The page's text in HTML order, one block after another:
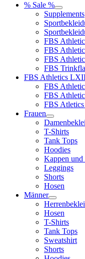
% Sale %
Supplements
FBS
FBS
FBS
FBS
FBS Athletics
FBS
FBS
FBS
Frauen
T-Shirts
Tank Tops
Hoodies
Kappen und
Leggings
Shorts
Hosen
Männer
Hosen
T-Shirts
Tank Tops
Sweatshirt
Shorts